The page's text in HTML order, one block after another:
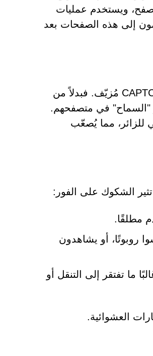
ويستخدم عمليات
إلى هذه الصفحات بعد
من أبرز التكتيكات المُستخدمة على موقع Batorathanding.co.in هو اختبار CAPTCHA مُزيّف. فبدلاً من
"السماح" في متصفحهم.
للزائر، مما يُصعّب
مطلقًا.
روبوتًا، أو يشاهدون
ما تفتقر إلى التنقل أو
العشوائية.